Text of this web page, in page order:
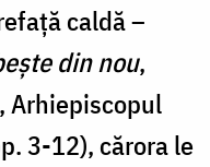
caldă –
din nou,
Arhiepiscopul
3-12), cărora le